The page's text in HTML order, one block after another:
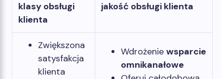
klasy obsługi
klienta
jakość obsługi klienta
Zwiększona
satysfakcja
klienta
Wdrożenie wsparcie
omnikanałowe